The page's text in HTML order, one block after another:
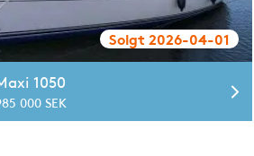
Solgt 2026-04-01
1050
000 SEK